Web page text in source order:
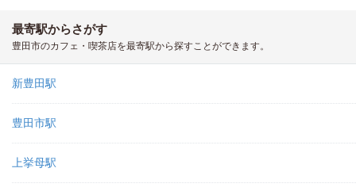
最寄駅からさがす
豊田市のカフェ・喫茶店を最寄駅から探すことができます。
新豊田駅
豊田市駅
上挙母駅